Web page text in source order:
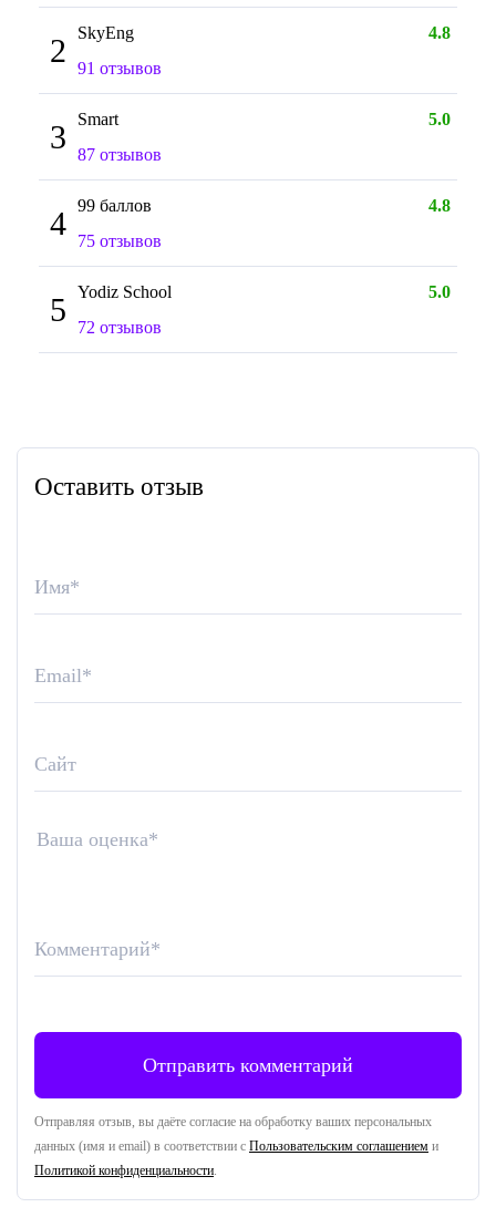
2 SkyEng
4.8
91 отзывов
3 Smart
5.0
87 отзывов
4 99 баллов
4.8
75 отзывов
5 Yodiz School
5.0
72 отзывов
Оставить отзыв
Ваша оценка*
Комментарий*
Имя*
Email*
Сайт
Отправляя отзыв, вы даёте согласие на обработку ваших персональных
данных (имя и email) в соответствии с Пользовательским соглашением и
Политикой конфиденциальности.